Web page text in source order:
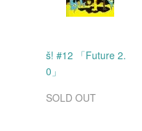
š! #12 「Future 2.
0」
SOLD OUT